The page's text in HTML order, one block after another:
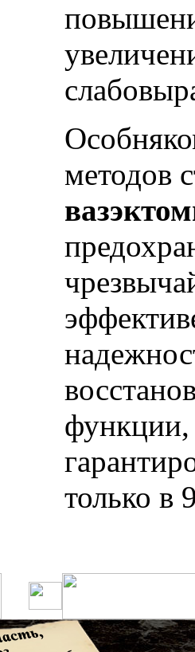
методов
функции
только в